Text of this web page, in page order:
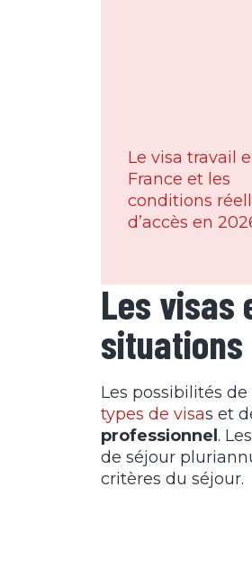
Le visa travail
France et les
conditions
d’accès en
Les visas
Les possibilités
types de visas et
professionnel .
de séjour
critères du séjour.